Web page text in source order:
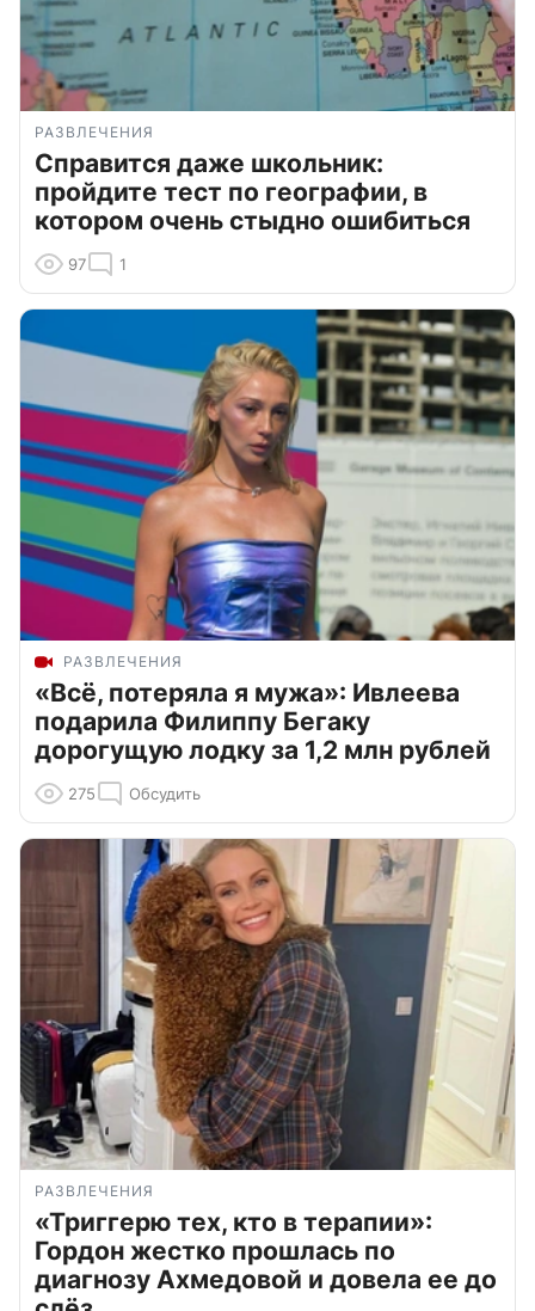
РАЗВЛЕЧЕНИЯ
Справится даже школьник:
пройдите тест по географии, в
котором очень стыдно ошибиться
97 1
РАЗВЛЕЧЕНИЯ
«Всё, потеряла я мужа»: Ивлеева
подарила Филиппу Бегаку
дорогущую лодку за 1,2 млн рублей
275 Обсудить
РАЗВЛЕЧЕНИЯ
«Триггерю тех, кто в терапии»:
Гордон жестко прошлась по
диагнозу Ахмедовой и довела ее до